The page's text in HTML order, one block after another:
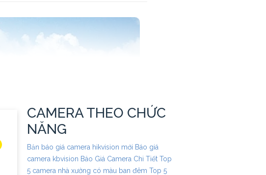
CAMERA THEO CHỨC
NĂNG
Bản báo giá camera hikvision mới Báo giá
camera kbvision Báo Giá Camera Chi Tiết Top
5 camera nhà xưởng có màu ban đêm Top 5